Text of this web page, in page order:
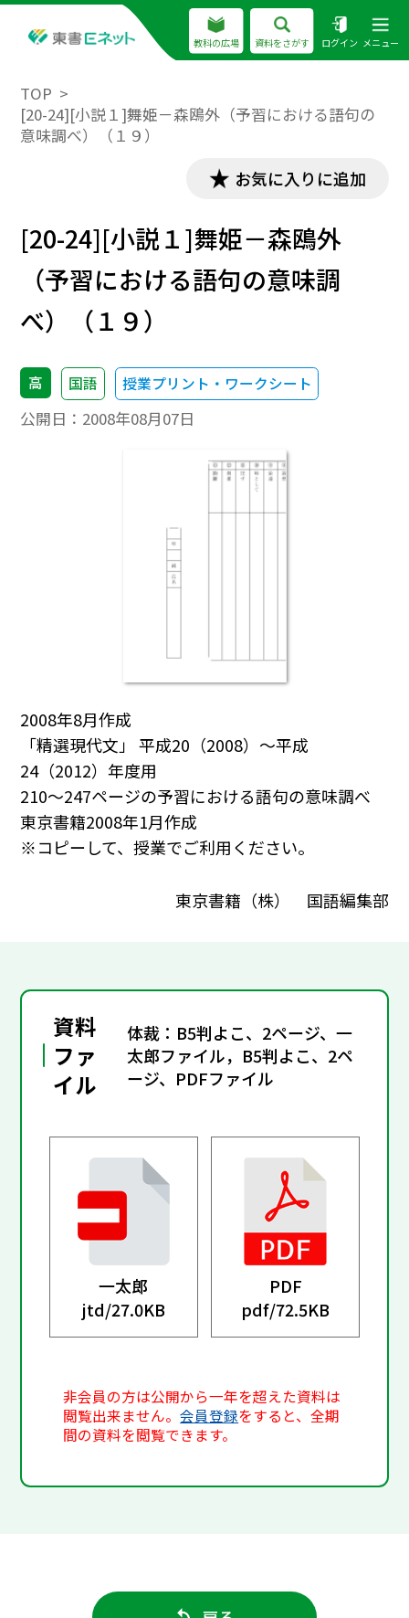
教科の広場 資料をさがす ログイン メニュー
TOP
[20-24][小説１]舞姫－森鴎外（予習における語句の
意味調べ）（１９）
お気に入りに追加
[20-24][小説１]舞姫－森鴎外
（予習における語句の意味調
べ）（１９）
高 国語 授業プリント・ワークシート
公開日： 2008年08月07日
2008年8月作成
「精選現代文」 平成20（2008）～平成
24（2012）年度用
210～247ページの予習における語句の意味調べ
東京書籍2008年1月作成
※コピーして、授業でご利用ください。
東京書籍（株） 国語編集部
資料
ファ
イル
体裁：B5判よこ、2ページ、一
太郎ファイル，B5判よこ、2ペ
ージ、PDFファイル
一太郎
jtd/27.0KB
PDF
pdf/72.5KB
非会員の方は公開から一年を超えた資料は
閲覧出来ません。会員登録をすると、全期
間の資料を閲覧できます。